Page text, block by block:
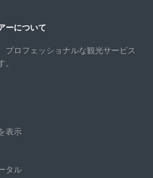
ーについて
プロフェッショナルな観光サービス
表示
タル